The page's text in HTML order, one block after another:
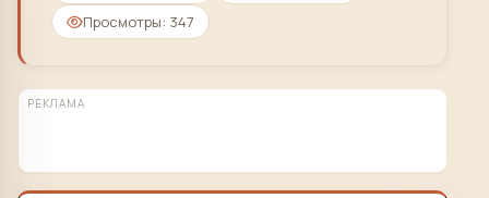
Просмотры: 347
РЕКЛАМА